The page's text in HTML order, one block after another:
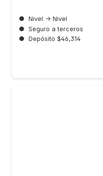
● Nivel → Nivel
● Seguro a terceros
● Depósito $46,314